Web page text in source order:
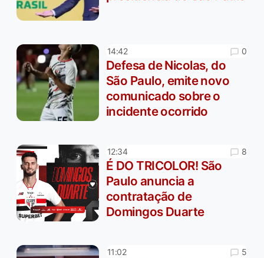
14:42 0
Defesa de Nicolas, do
São Paulo, emite novo
comunicado sobre o
incidente ocorrido
12:34 8
É DO TRICOLOR! São
Paulo anuncia a
contratação de
Domingos Duarte
11:02 5